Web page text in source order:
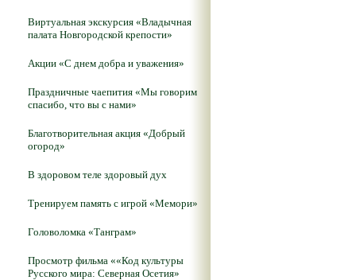
Виртуальная экскурсия «Владычная
палата Новгородской крепости»
Акции «С днем добра и уважения»
Праздничные чаепития «Мы говорим
спасибо, что вы с нами»
Благотворительная акция «Добрый
огород»
В здоровом теле здоровый дух
Тренируем память с игрой «Мемори»
Головоломка «Танграм»
Просмотр фильма ««Код культуры
Русского мира: Северная Осетия»